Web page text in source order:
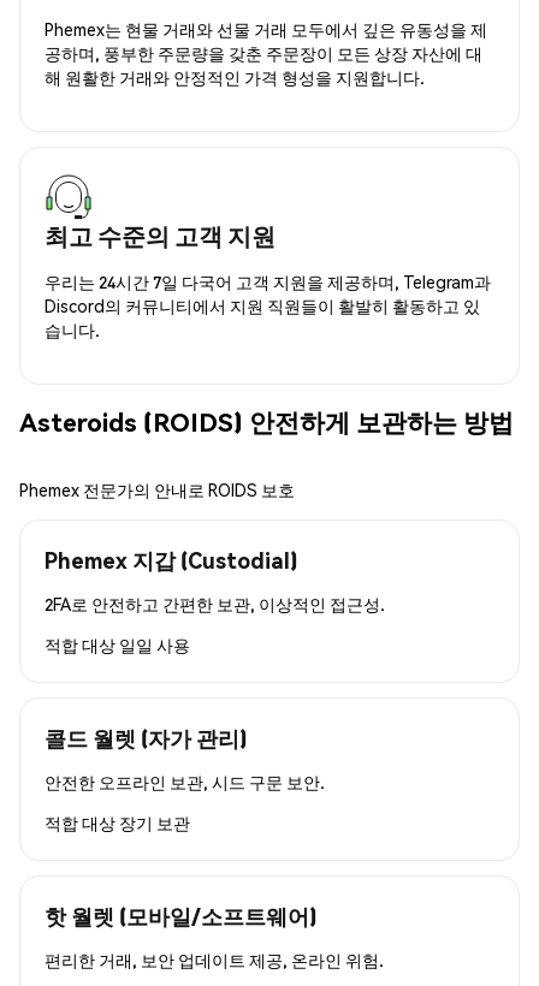
Phemex는 현물 거래와 선물 거래 모두에서 깊은 유동성을 제
공하며, 풍부한 주문량을 갖춘 주문장이 모든 상장 자산에 대
해 원활한 거래와 안정적인 가격 형성을 지원합니다.
최고 수준의 고객 지원
우리는 24시간 7일 다국어 고객 지원을 제공하며, Telegram과
Discord의 커뮤니티에서 지원 직원들이 활발히 활동하고 있
습니다.
Asteroids (ROIDS) 안전하게 보관하는 방법
Phemex 전문가의 안내로 ROIDS 보호
Phemex 지갑 (Custodial)
2FA로 안전하고 간편한 보관, 이상적인 접근성.
적합 대상 일일 사용
콜드 월렛 (자가 관리)
안전한 오프라인 보관, 시드 구문 보안.
적합 대상 장기 보관
핫 월렛 (모바일/소프트웨어)
편리한 거래, 보안 업데이트 제공, 온라인 위험.